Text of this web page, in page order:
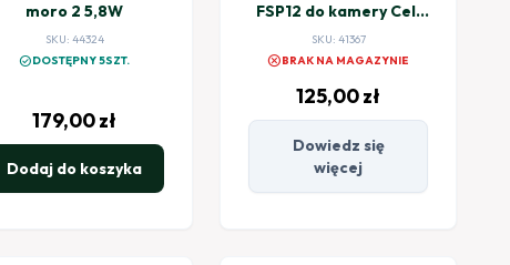
moro 2 5,8W
SKU: 44324
check_circleDOSTĘPNY 5SZT.
179,00zł
Dodaj do koszyka
FSP12 do kamery Cell
PT 3W typu C
SKU: 41367
cancelBRAK NA MAGAZYNIE
125,00zł
Dowiedz się
więcej